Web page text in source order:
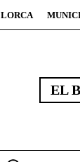
LORCA
EL